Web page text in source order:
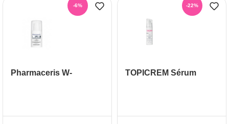
-6%
Pharmaceris W-
-22%
TOPICREM Sérum